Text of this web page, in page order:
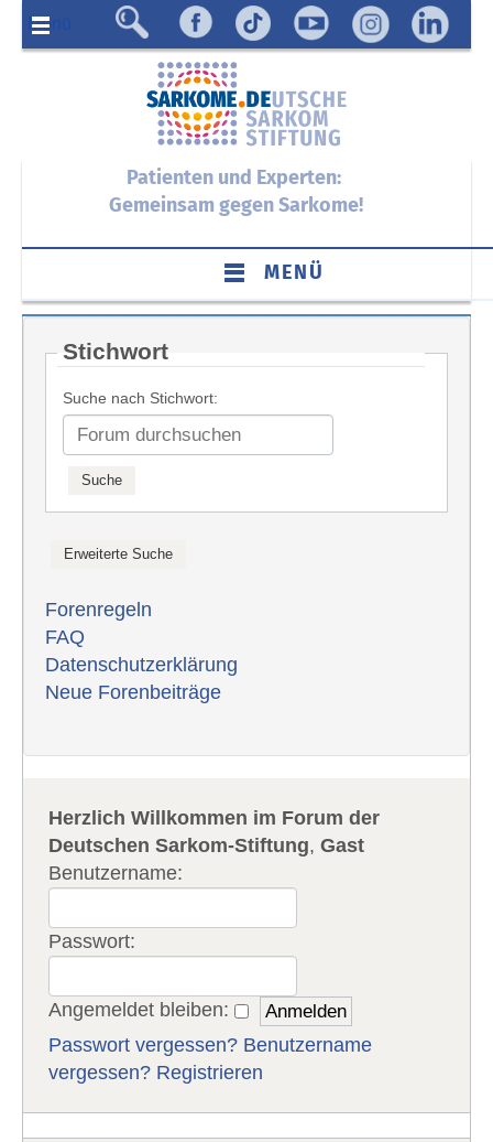
Menü
Patienten und Experten:
Gemeinsam gegen Sarkome!
MENÜ
Stichwort
Suche nach Stichwort:
Forenregeln
FAQ
Datenschutzerklärung
Neue Forenbeiträge
Herzlich Willkommen im Forum der
Deutschen Sarkom-Stiftung,Gast
Benutzername:
Passwort:
Angemeldet bleiben:
Passwort vergessen? Benutzername
vergessen? Registrieren